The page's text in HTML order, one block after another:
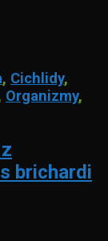
, Cichlidy,
Organizmy,
brichardi